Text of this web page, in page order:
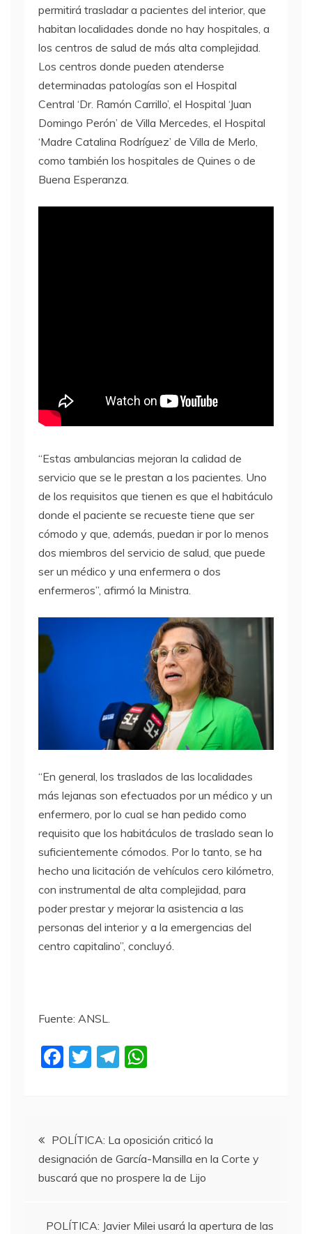
permitirá trasladar a pacientes del interior, que
habitan localidades donde no hay hospitales, a
los centros de salud de más alta complejidad.
Los centros donde pueden atenderse
determinadas patologías son el Hospital
Central ‘Dr. Ramón Carrillo’, el Hospital ‘Juan
Domingo Perón’ de Villa Mercedes, el Hospital
‘Madre Catalina Rodríguez’ de Villa de Merlo,
como también los hospitales de Quines o de
Buena Esperanza.
“Estas ambulancias mejoran la calidad de
servicio que se le prestan a los pacientes. Uno
de los requisitos que tienen es que el habitáculo
donde el paciente se recueste tiene que ser
cómodo y que, además, puedan ir por lo menos
dos miembros del servicio de salud, que puede
ser un médico y una enfermera o dos
enfermeros”, afirmó la Ministra.
“En general, los traslados de las localidades
más lejanas son efectuados por un médico y un
enfermero, por lo cual se han pedido como
requisito que los habitáculos de traslado sean lo
suficientemente cómodos. Por lo tanto, se ha
hecho una licitación de vehículos cero kilómetro,
con instrumental de alta complejidad, para
poder prestar y mejorar la asistencia a las
personas del interior y a la emergencias del
centro capitalino”, concluyó.
Fuente: ANSL.
F
b
o
o
k
T
T
a
m
A
p
p
Navegación
de
POLÍTICA: La oposición criticó la
designación de García-Mansilla en la Corte y
buscará que no prospere la de Lijo
POLÍTICA: Javier Milei usará la apertura de las